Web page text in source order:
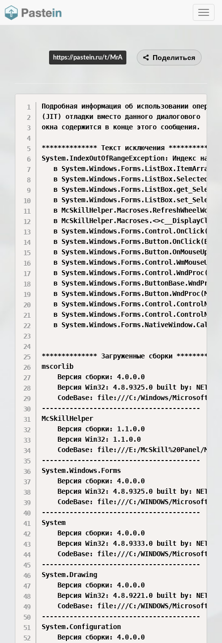
Toggle
https://pastein.ru/t/MrA Поделиться
Подробная информация об использовании
(JIT) отладки вместо данного диалогового
окна содержится в конце этого сообщения.
************** Текст исключения
System.IndexOutOfRangeException: Индекс
в
в
в
в
в
в
в
в
в
в
в
в
в
в
в
в
************** Загруженные сборки
mscorlib
    Версия сборки: 4.0.0.0
Версия Win32: 4.8.9325.0 built by:
CodeBase: file:///C:/Windows/
----------------------------------------
McSkillHelper
    Версия сборки: 1.1.0.0
    Версия Win32: 1.1.0.0
CodeBase: file:///E:/McSkill%20Panel/
----------------------------------------
System.Windows.Forms
    Версия сборки: 4.0.0.0
Версия Win32: 4.8.9325.0 built by:
CodeBase: file:///C:/WINDOWS/
----------------------------------------
System
    Версия сборки: 4.0.0.0
Версия Win32: 4.8.9333.0 built by:
CodeBase: file:///C:/WINDOWS/
----------------------------------------
System.Drawing
    Версия сборки: 4.0.0.0
Версия Win32: 4.8.9221.0 built by:
CodeBase: file:///C:/WINDOWS/
----------------------------------------
System.Configuration
    Версия сборки: 4.0.0.0